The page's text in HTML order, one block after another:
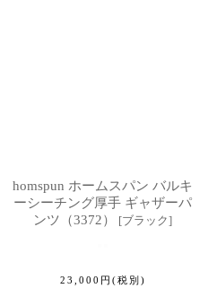
homspun ホームスパン バルキ
ーシーチング厚手 ギャザーパ
ンツ（3372）
[ブラック]
23,000 円 (税別)